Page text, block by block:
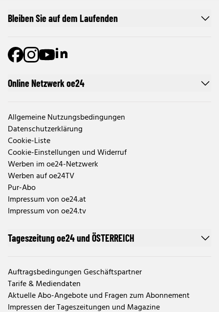
Online Netzwerk oe24
Allgemeine Nutzungsbedingungen
Datenschutzerklärung
Cookie-Liste
Cookie-Einstellungen und Widerruf
Werben im oe24-Netzwerk
Werben auf oe24TV
Pur-Abo
Impressum von oe24.at
Impressum von oe24.tv
Tageszeitung oe24 und ÖSTERREICH
Auftragsbedingungen Geschäftspartner
Tarife & Mediendaten
Aktuelle Abo-Angebote und Fragen zum Abonnement
Impressen der Tageszeitungen und Magazine
Bleiben Sie auf dem Laufenden